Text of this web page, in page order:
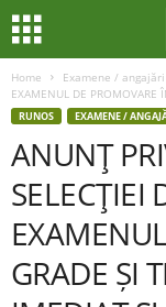
Home Examene / angajări
EXAMENUL DE PROMOVARE
RUNOS EXAMENE /
ANUNŢ
SELECŢIEI
GRADE ȘI